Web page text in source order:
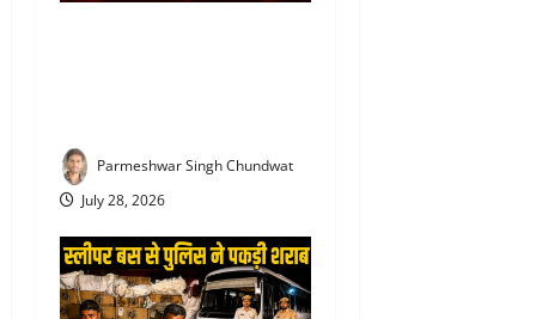
Parmeshwar Singh Chundwat
July 28, 2026